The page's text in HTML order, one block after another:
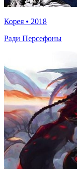
Корея • 2018
Ради Персефоны